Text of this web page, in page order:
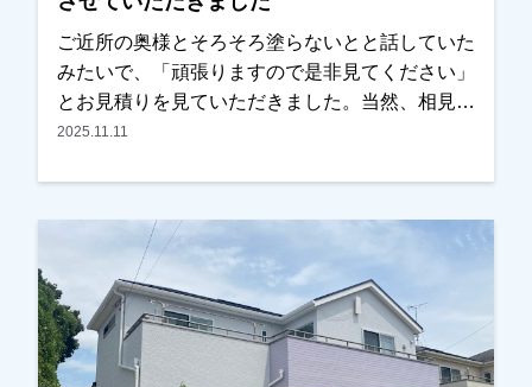
ご近所の奥様とそろそろ塗らないとと話していた
みたいで、「頑張りますので是非見てください」
とお見積りを見ていただきました。当然、相見積
もりでしたが内容・条件を見比べた時に、弊社が
装も任せていただきました。塗装はもちろん、内
装の仕上がりも 「こんな所まで見てくれる
の！？」とびっくりされていましたが、非常に喜
んでいただき、ご満足して頂けたみたいでよかっ
たです。ありがとうございました。越谷市、春日
部市、野田市、吉川市、草加市またはその他地域
2025.11.11